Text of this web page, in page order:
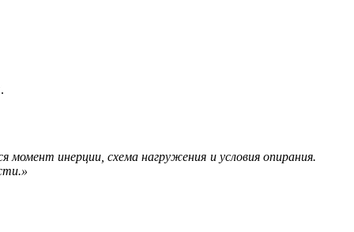
инерции, схема нагружения и условия опирания.